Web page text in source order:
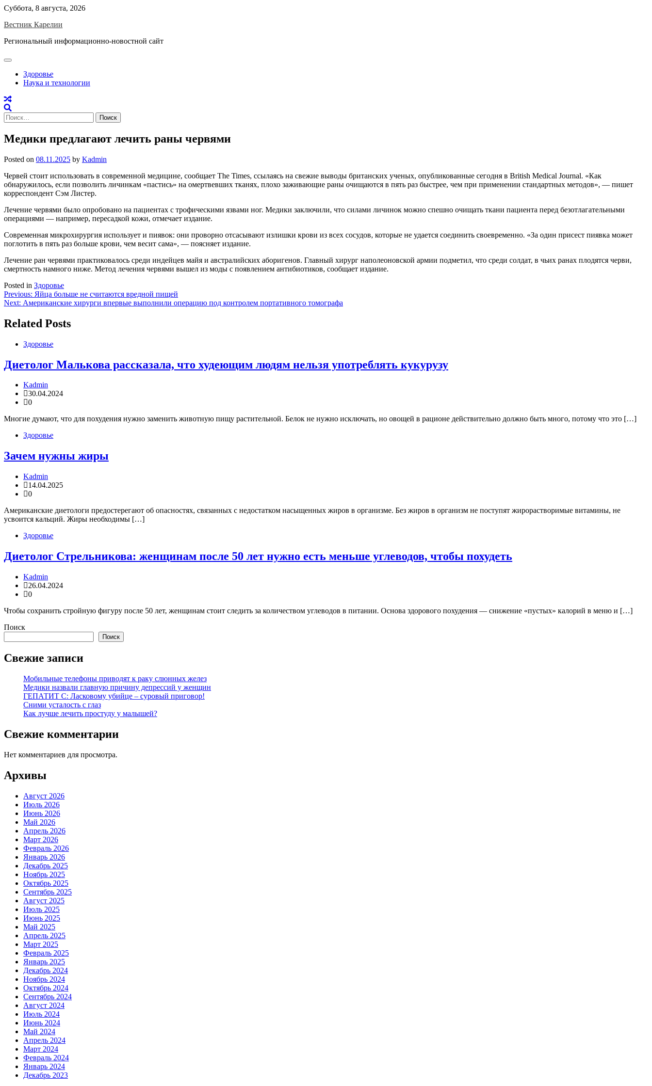
Skip
content
Суббота, 8 августа, 2026
Вестник Карелии
Региональный информационно-новостной сайт
Здоровье
Наука и технологии
Найти:
Медики предлагают лечить раны червями
Posted on 08.11.2025 by Kadmin
Червей стоит использовать в современной медицине, сообщает The Times, ссылаясь на свежие выводы британских ученых, опубликованные сегодня в British Medical Journal. «Как
обнаружилось, если позволить личинкам «пастись» на омертвевших тканях, плохо заживающие раны очищаются в пять раз быстрее, чем при применении стандартных методов», — пишет
корреспондент Сэм Листер.
Лечение червями было опробовано на пациентах с трофическими язвами ног. Медики заключили, что силами личинок можно спешно очищать ткани пациента перед безотлагательными
операциями — например, пересадкой кожи, отмечает издание.
Современная микрохирургия использует и пиявок: они проворно отсасывают излишки крови из всех сосудов, которые не удается соединить своевременно. «За один присест пиявка может
поглотить в пять раз больше крови, чем весит сама», — поясняет издание.
Лечение ран червями практиковалось среди индейцев майя и австралийских аборигенов. Главный хирург наполеоновской армии подметил, что среди солдат, в чьих ранах плодятся черви,
смертность намного ниже. Метод лечения червями вышел из моды с появлением антибиотиков, сообщает издание.
Posted in Здоровье
Навигация
по
записям
Previous: Яйца больше не считаются вредной пищей
Next: Американские хирурги впервые выполнили операцию под контролем портативного томографа
Related Posts
Здоровье
Диетолог Малькова рассказала, что худеющим людям нельзя употреблять кукурузу
Kadmin
30.04.2024
0
Многие думают, что для похудения нужно заменить животную пищу растительной. Белок не нужно исключать, но овощей в рационе действительно должно быть много, потому что это […]
Здоровье
Зачем нужны жиры
Kadmin
14.04.2025
0
Американские диетологи предостерегают об опасностях, связанных с недостатком насыщенных жиров в организме. Без жиров в организм не поступят жирорастворимые витамины, не
усвоится кальций. Жиры необходимы […]
Здоровье
Диетолог Стрельникова: женщинам после 50 лет нужно есть меньше углеводов, чтобы похудеть
Kadmin
26.04.2024
0
Чтобы сохранить стройную фигуру после 50 лет, женщинам стоит следить за количеством углеводов в питании. Основа здорового похудения — снижение «пустых» калорий в меню и […]
Поиск
Поиск
Свежие записи
Мобильные телефоны приводят к раку слюнных желез
Медики назвали главную причину депрессий у женщин
ГЕПАТИТ С: Ласковому убийце – суровый приговор!
Сними усталость с глаз
Как лучше лечить простуду у малышей?
Свежие комментарии
Нет комментариев для просмотра.
Архивы
Август 2026
Июль 2026
Июнь 2026
Май 2026
Апрель 2026
Март 2026
Февраль 2026
Январь 2026
Декабрь 2025
Ноябрь 2025
Октябрь 2025
Сентябрь 2025
Август 2025
Июль 2025
Июнь 2025
Май 2025
Апрель 2025
Март 2025
Февраль 2025
Январь 2025
Декабрь 2024
Ноябрь 2024
Октябрь 2024
Сентябрь 2024
Август 2024
Июль 2024
Июнь 2024
Май 2024
Апрель 2024
Март 2024
Февраль 2024
Январь 2024
Декабрь 2023